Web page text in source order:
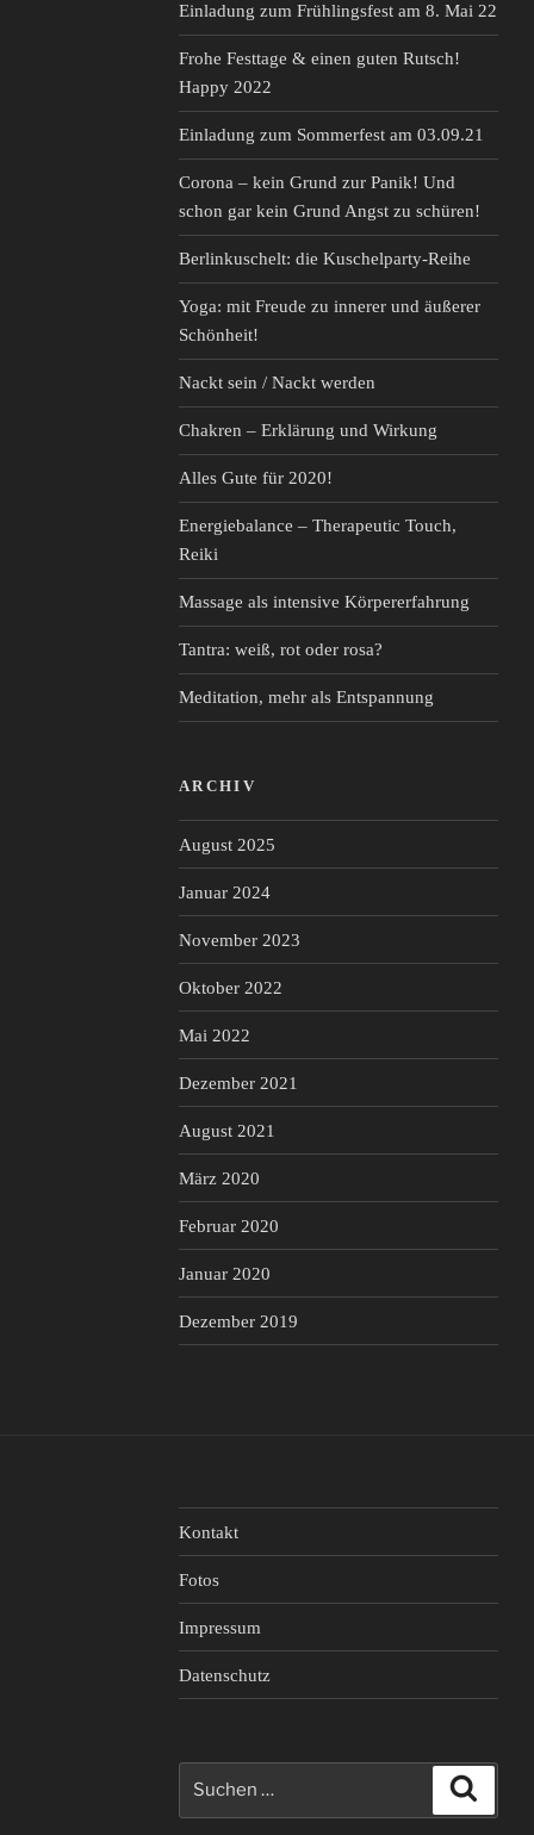
Einladung zum Frühlingsfest am 8. Mai 22
Frohe Festtage & einen guten Rutsch!
Happy 2022
Einladung zum Sommerfest am 03.09.21
Corona – kein Grund zur Panik! Und
schon gar kein Grund Angst zu schüren!
Berlinkuschelt: die Kuschelparty-Reihe
Yoga: mit Freude zu innerer und äußerer
Schönheit!
Nackt sein / Nackt werden
Chakren – Erklärung und Wirkung
Alles Gute für 2020!
Energiebalance – Therapeutic Touch,
Reiki
Massage als intensive Körpererfahrung
Tantra: weiß, rot oder rosa?
Meditation, mehr als Entspannung
ARCHIV
August 2025
Januar 2024
November 2023
Oktober 2022
Mai 2022
Dezember 2021
August 2021
März 2020
Februar 2020
Januar 2020
Dezember 2019
Kontakt
Fotos
Impressum
Datenschutz